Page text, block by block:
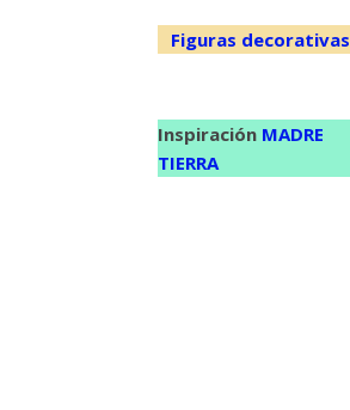
Figuras decorativas
Inspiración MADRE
TIERRA